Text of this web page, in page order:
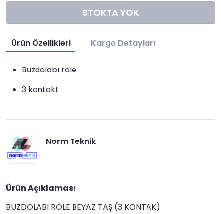
STOKTA YOK
Ürün Özellikleri Kargo Detayları
Buzdolabı role
3 kontakt
Norm Teknik
Ürün Açıklaması
BUZDOLABI RÖLE BEYAZ TAŞ (3 KONTAK)